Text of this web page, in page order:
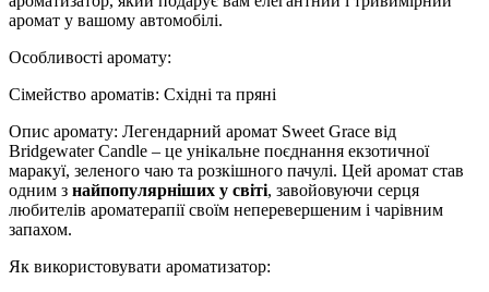
аромат у вашому автомобілі.
Особливості аромату:
Сімейство ароматів: Східні та пряні
Опис аромату: Легендарний аромат Sweet Grace від
Bridgewater Candle – це унікальне поєднання екзотичної
маракуї, зеленого чаю та розкішного пачулі. Цей аромат став
одним з найпопулярніших у світі, завойовуючи серця
любителів ароматерапії своїм неперевершеним і чарівним
запахом.
Як використовувати ароматизатор: